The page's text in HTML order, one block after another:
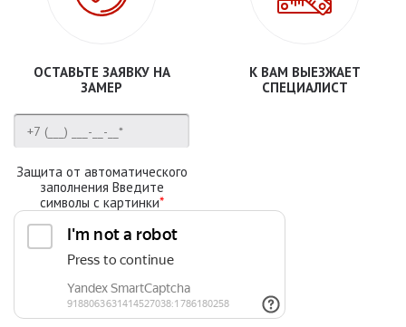
ОСТАВЬТЕ ЗАЯВКУ НА
ЗАМЕР
Защита от автоматического
заполнения Введите
символы с картинки*
К ВАМ ВЫЕЗЖАЕТ
СПЕЦИАЛИСТ